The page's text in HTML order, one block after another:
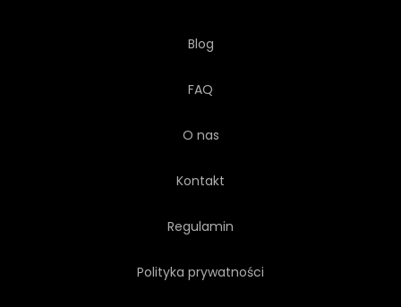
Blog
FAQ
O nas
Kontakt
Regulamin
Polityka prywatności